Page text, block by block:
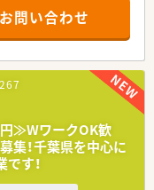
に夕飯のお買いものやお
お問い合わせ
円≫WワークOK歓
集！千葉県を中心に
す！